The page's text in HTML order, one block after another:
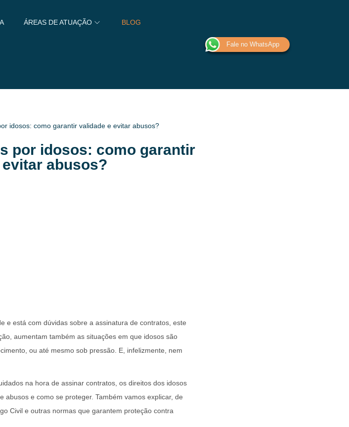
ÁREAS DE ATUAÇÃO BLOG
Fale no WhatsApp
idosos: como garantir validade e evitar abusos?
por idosos: como garantir
abusos?
e está com dúvidas sobre a assinatura de contratos, este
aumentam também as situações em que idosos são
ou até mesmo sob pressão. E, infelizmente, nem
na hora de assinar contratos, os direitos dos idosos
e como se proteger. Também vamos explicar, de
Civil e outras normas que garantem proteção contra